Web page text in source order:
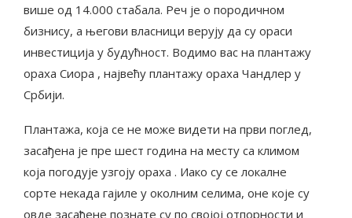
више од 14.000 стабала. Реч је о породичном
бизнису, а његови власници верују да су ораси
инвестиција у будућност. Водимо вас на плантажу
ораха Сиора , највећу плантажу ораха Чандлер у
Србији.
Плантажа, која се не може видети на први поглед,
засађена је пре шест година на месту са климом
која погодује узгоју ораха . Иако су се локалне
сорте некада гајиле у околним селима, оне које су
овде засађене познате су по својој отпорности и